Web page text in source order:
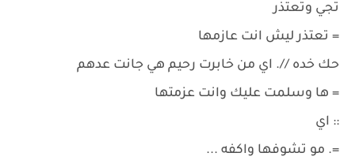
تجي وتعتذر
= تعتذر ليش انت عازمها
حك خده //. اي من خابرت رحيم هي جانت عدهم
= ها وسلمت عليك وانت عزمتها
:: اي
=. مو تشوفها واكفه ...